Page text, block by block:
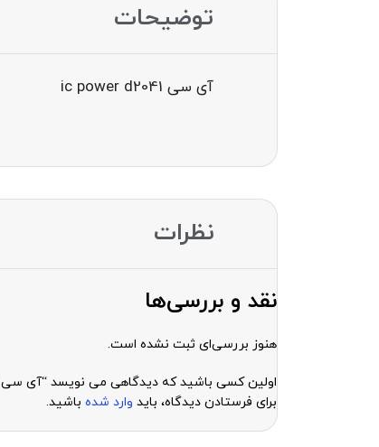
توضیحات
آی سی ic power d2041
نظرات
نقد و بررسی‌ها
هنوز بررسی‌ای ثبت نشده است.
اولین کسی باشید که دیدگاهی می نویسد “آی سی ic power d2041”
برای فرستادن دیدگاه، باید وارد شده باشید.